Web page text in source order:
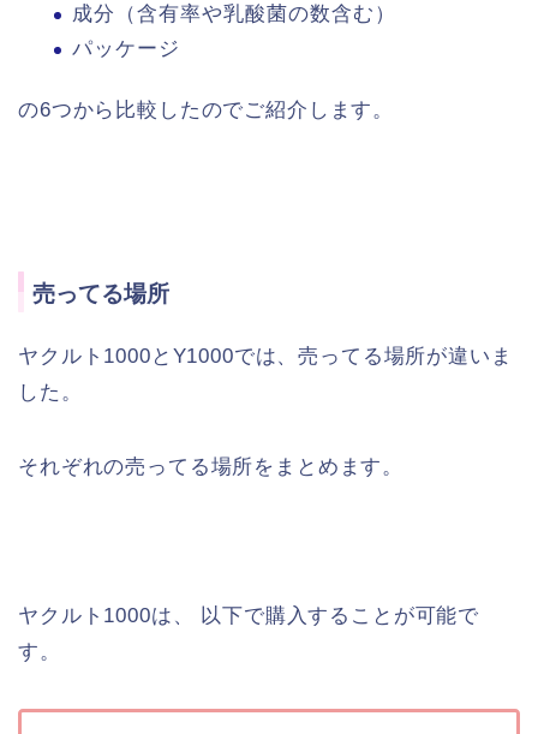
成分（含有率や乳酸菌の数含む）
パッケージ
の6つから比較したのでご紹介します。
売ってる場所
ヤクルト1000とY1000では、売ってる場所が違いま
した。
それぞれの売ってる場所をまとめます。
ヤクルト1000は、 以下で購入することが可能で
す。